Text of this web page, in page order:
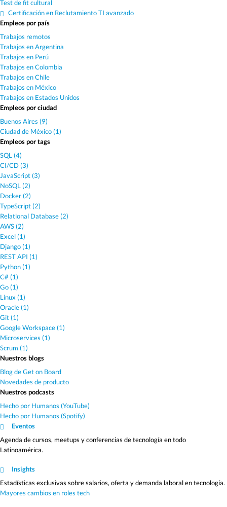
Test de fit cultural
Certificación en Reclutamiento TI avanzado
Empleos por país
Trabajos remotos
Trabajos en Argentina
Trabajos en Perú
Trabajos en Colombia
Trabajos en Chile
Trabajos en México
Trabajos en Estados Unidos
Empleos por ciudad
Buenos Aires (9)
Ciudad de México (1)
Empleos por tags
SQL (4)
CI/CD (3)
JavaScript (3)
NoSQL (2)
Docker (2)
TypeScript (2)
Relational Database (2)
AWS (2)
Excel (1)
Django (1)
REST API (1)
Python (1)
C# (1)
Go (1)
Linux (1)
Oracle (1)
Git (1)
Google Workspace (1)
Microservices (1)
Scrum (1)
Nuestros blogs
Blog de Get on Board
Novedades de producto
Nuestros podcasts
Hecho por Humanos (YouTube)
Hecho por Humanos (Spotify)
Eventos
Agenda de cursos, meetups y conferencias de tecnología en todo
Latinoamérica.
Insights
Estadísticas exclusivas sobre salarios, oferta y demanda laboral en tecnología.
Mayores cambios en roles tech